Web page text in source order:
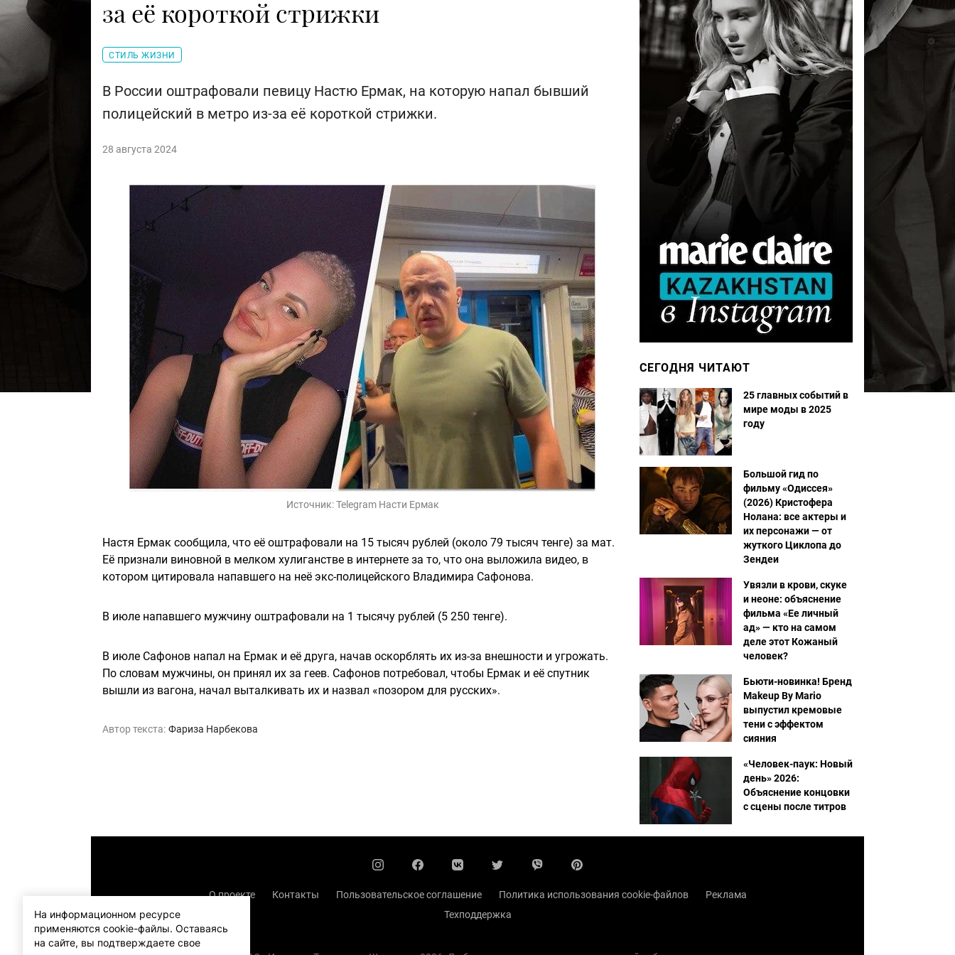
за её короткой стрижки
СТИЛЬ ЖИЗНИ
В России оштрафовали певицу Настю Ермак, на которую напал бывший
полицейский в метро из-за её короткой стрижки.
28 августа 2024
Источник:Telegram Насти Ермак
Настя Ермак сообщила, что её оштрафовали на 15 тысяч рублей (около 79 тысяч тенге) за мат.
Её признали виновной в мелком хулиганстве в интернете за то, что она выложила видео, в
котором цитировала напавшего на неё экс-полицейского Владимира Сафонова.
В июле напавшего мужчину оштрафовали на 1 тысячу рублей (5 250 тенге).
В июле Сафонов напал на Ермак и её друга, начав оскорблять их из-за внешности и угрожать.
По словам мужчины, он принял их за геев. Сафонов потребовал, чтобы Ермак и её спутник
вышли из вагона, начал выталкивать их и назвал «позором для русских».
Автор текста: Фариза Нарбекова
СЕГОДНЯ ЧИТАЮТ
25 главных событий в
мире моды в 2025
году
Большой гид по
фильму «Одиссея»
(2026) Кристофера
Нолана: все актеры и
их персонажи — от
жуткого Циклопа до
Зендеи
Увязли в крови, скуке
и неоне: объяснение
фильма «Ее личный
ад» — кто на самом
деле этот Кожаный
человек?
Бьюти-новинка! Бренд
Makeup By Mario
выпустил кремовые
тени с эффектом
сияния
«Человек-паук: Новый
день» 2026:
Объяснение концовки
с сцены после титров
О проекте Контакты Пользовательское соглашение Политика использования cookie-файлов
Реклама
Техподдержка
На информационном ресурсе
применяются cookie-файлы. Оставаясь
на сайте, вы подтверждаете свое